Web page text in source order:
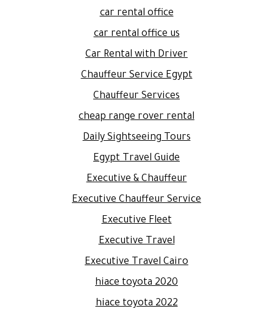
car rental office
car rental office us
Car Rental with Driver
Chauffeur Service Egypt
Chauffeur Services
cheap range rover rental
Daily Sightseeing Tours
Egypt Travel Guide
Executive & Chauffeur
Executive Chauffeur Service
Executive Fleet
Executive Travel
Executive Travel Cairo
hiace toyota 2020
hiace toyota 2022